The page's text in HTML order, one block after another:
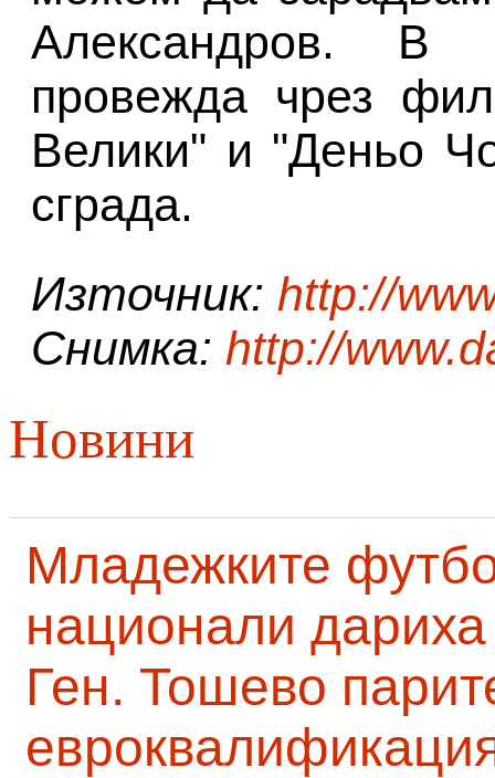
Александров. В
провежда чрез
Велики" и "Деньо
сграда.
Източник: http://
Снимка: http://
Новини
Младежките
национали
Ген. Тошево